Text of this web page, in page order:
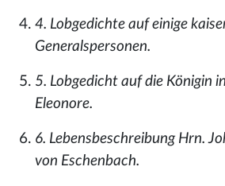
4. Lobgedichte auf einige
Generalspersonen.
5. Lobgedicht auf die Königin
Eleonore.
6. Lebensbeschreibung Hrn.
von Eschenbach.